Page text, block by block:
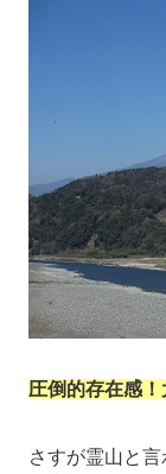
圧倒的存在感！
さすが霊山と言